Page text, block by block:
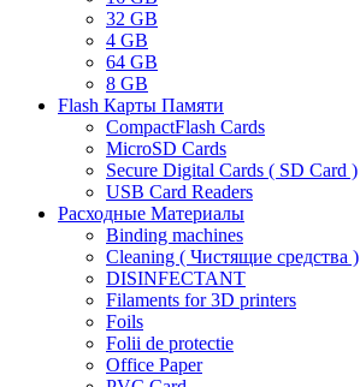
32 GB
4 GB
64 GB
8 GB
Flash Карты Памяти
CompactFlash Cards
MicroSD Cards
Secure Digital Cards ( SD Card )
USB Card Readers
Расходные Материалы
Binding machines
Cleaning ( Чистящие средства )
DISINFECTANT
Filaments for 3D printers
Foils
Folii de protectie
Office Paper